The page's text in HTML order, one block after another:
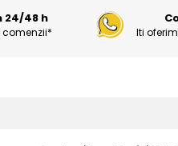
24/48 h
Iti